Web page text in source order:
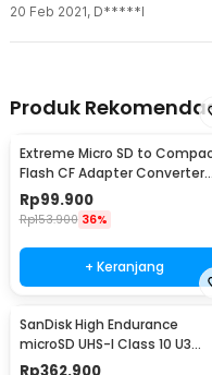
eksternal bagi perangkat
20 Feb 2021, D*****l
Produk
Extreme Micro SD to
Flash CF Adapter Converter
Type I UDMA - TSR58
Rp99.900
Rp153.900 36%
+ Keranjang
SanDisk High Endurance
microSD UHS-I Class 10 U3
100MB/s 32GB - SDSQQNR